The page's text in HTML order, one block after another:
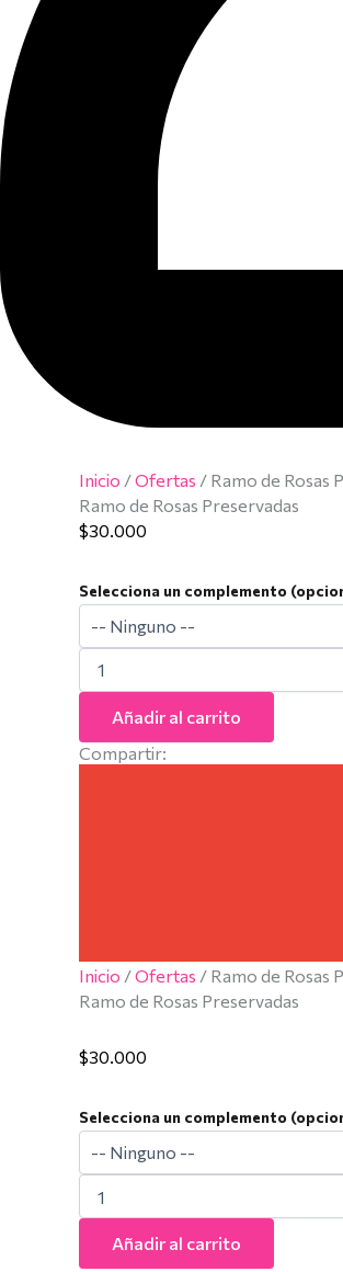
Inicio /Ofertas / Ramo de Rosas
Ramo de Rosas Preservadas
$30.000
Selecciona un complemento
Añadir al carrito
Compartir:
Inicio /Ofertas / Ramo de Rosas
Ramo de Rosas Preservadas
$30.000
Selecciona un complemento
Añadir al carrito